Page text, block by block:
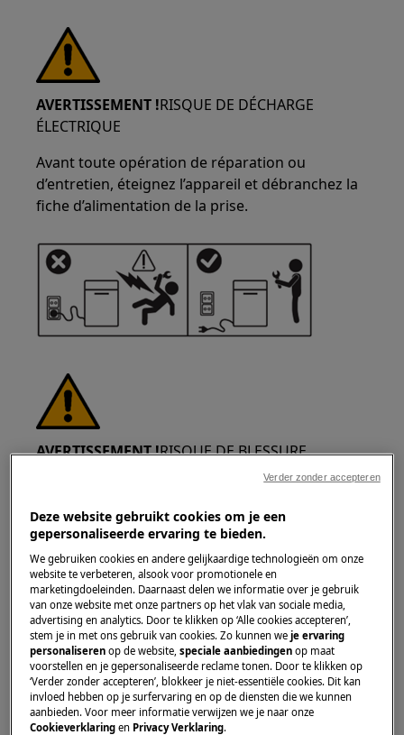
AVERTISSEMENT !RISQUE DE DÉCHARGE
ÉLECTRIQUE
Avant toute opération de réparation ou
d’entretien, éteignez l’appareil et débranchez la
fiche d’alimentation de la prise.
AVERTISSEMENT !RISQUE DE BLESSURE
Faites toujours attention lorsque vous déplacez
des appareils. Pour les appareils lourds, il est
plus sûr de les déplacer à deux personnes.
Utilisez toujours des gants de sécurité et des
chaussures de sécurité. Portez des gants de
sécurité en permanence pour vous protéger
des coupures causées par les bords tranchants.
Deze website gebruikt cookies om je een
gepersonaliseerde ervaring te bieden.
We gebruiken cookies en andere gelijkaardige technologieën om onze
website te verbeteren, alsook voor promotionele en
marketingdoeleinden. Daarnaast delen we informatie over je gebruik
van onze website met onze partners op het vlak van sociale media,
advertising en analytics. Door te klikken op ‘Alle cookies accepteren’,
stem je in met ons gebruik van cookies. Zo kunnen weje ervaring
personaliseren op de website,speciale aanbiedingen op maat
voorstellen en je gepersonaliseerde reclame tonen. Door te klikken op
‘Verder zonder accepteren’, blokkeer je niet-essentiële cookies. Dit kan
invloed hebben op je surfervaring en op de diensten die we kunnen
aanbieden. Voor meer informatie verwijzen we je naar onze
Cookieverklaring en Privacy Verklaring.
Verder zonder accepteren